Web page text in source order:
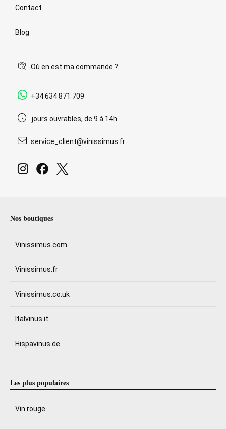
Contact
Blog
Où en est ma commande ?
+34 634 871 709
jours ouvrables, de 9 à 14h
service_client@vinissimus.fr
Nos boutiques
Vinissimus.com
Vinissimus.fr
Vinissimus.co.uk
Italvinus.it
Hispavinus.de
Les plus populaires
Vin rouge